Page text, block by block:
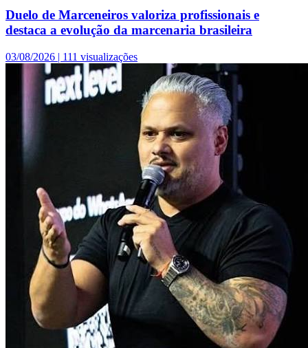
Duelo de Marceneiros valoriza profissionais e
destaca a evolução da marcenaria brasileira
03/08/2026 | 111 visualizações